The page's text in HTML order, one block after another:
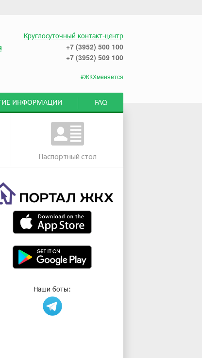
Круглосуточный контакт-центр
+7 (3952) 500 100
+7 (3952) 509 100
#ЖКХменяется
ИНФОРМАЦИИ FAQ
Паспортный стол
Наши боты: